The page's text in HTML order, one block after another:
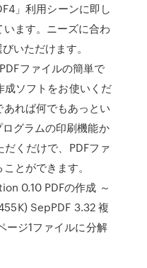
」利用シーンに即し
ます。ニーズに合わ
いただけます。
ファイルの簡単で
ソフトをお使いくだ
れば何でもあっとい
グラムの印刷機能か
くだけで、PDFファ
とができます。
0.10 PDFの作成 ～
SepPDF 3.32 複
ージ1ファイルに分解